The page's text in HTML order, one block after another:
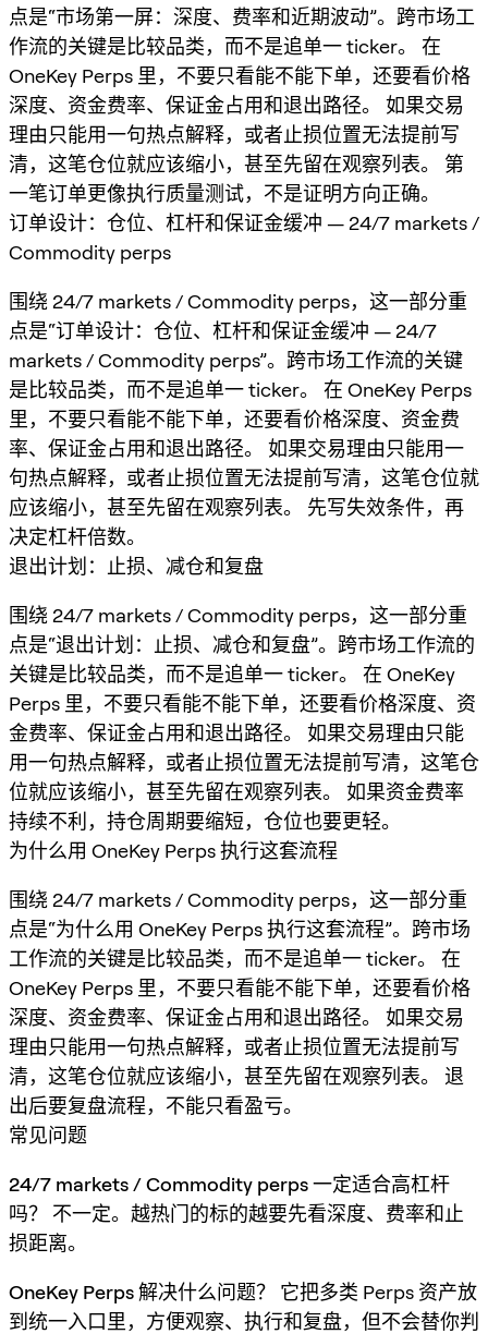
点是“市场第一屏：深度、费率和近期波动”。跨市场工
作流的关键是比较品类，而不是追单一 ticker。 在
OneKey Perps 里，不要只看能不能下单，还要看价格
深度、资金费率、保证金占用和退出路径。 如果交易
理由只能用一句热点解释，或者止损位置无法提前写
清，这笔仓位就应该缩小，甚至先留在观察列表。 第
一笔订单更像执行质量测试，不是证明方向正确。
订单设计：仓位、杠杆和保证金缓冲 — 24/7 markets /
Commodity perps
围绕 24/7 markets / Commodity perps，这一部分重
点是“订单设计：仓位、杠杆和保证金缓冲 — 24/7
markets / Commodity perps”。跨市场工作流的关键
是比较品类，而不是追单一 ticker。 在 OneKey Perps
里，不要只看能不能下单，还要看价格深度、资金费
率、保证金占用和退出路径。 如果交易理由只能用一
句热点解释，或者止损位置无法提前写清，这笔仓位就
应该缩小，甚至先留在观察列表。 先写失效条件，再
决定杠杆倍数。
退出计划：止损、减仓和复盘
围绕 24/7 markets / Commodity perps，这一部分重
点是“退出计划：止损、减仓和复盘”。跨市场工作流的
关键是比较品类，而不是追单一 ticker。 在 OneKey
Perps 里，不要只看能不能下单，还要看价格深度、资
金费率、保证金占用和退出路径。 如果交易理由只能
用一句热点解释，或者止损位置无法提前写清，这笔仓
位就应该缩小，甚至先留在观察列表。 如果资金费率
持续不利，持仓周期要缩短，仓位也要更轻。
为什么用 OneKey Perps 执行这套流程
围绕 24/7 markets / Commodity perps，这一部分重
点是“为什么用 OneKey Perps 执行这套流程”。跨市场
工作流的关键是比较品类，而不是追单一 ticker。 在
OneKey Perps 里，不要只看能不能下单，还要看价格
深度、资金费率、保证金占用和退出路径。 如果交易
理由只能用一句热点解释，或者止损位置无法提前写
清，这笔仓位就应该缩小，甚至先留在观察列表。 退
出后要复盘流程，不能只看盈亏。
常见问题
24/7 markets / Commodity perps 一定适合高杠杆
吗？
不一定。越热门的标的越要先看深度、费率和止
损距离。
OneKey Perps 解决什么问题？
它把多类 Perps 资产放
到统一入口里，方便观察、执行和复盘，但不会替你判